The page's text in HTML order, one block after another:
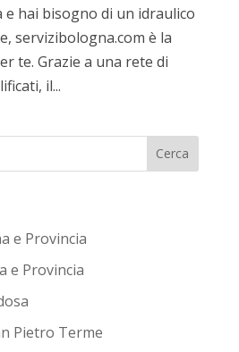
e hai bisogno di un idraulico
servizibologna.com è la
te. Grazie a una rete di
il...
Cerca
e Provincia
e Provincia
Pietro Terme